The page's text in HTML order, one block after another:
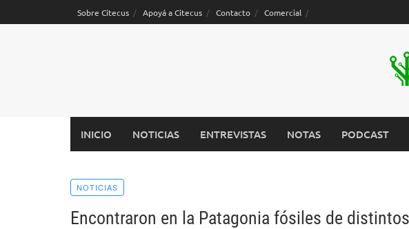
Sobre Citecus Apoyá a Citecus Contacto Comercial
INICIO NOTICIAS ENTREVISTAS NOTAS PODCAST
NOTICIAS
Encontraron en la Patagonia fósiles de